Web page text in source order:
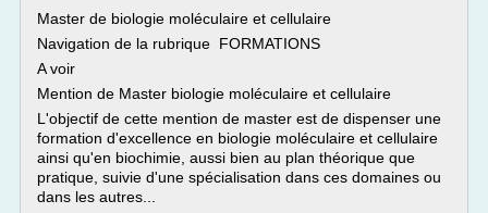
Master de biologie moléculaire et cellulaire
Navigation de la rubrique FORMATIONS
A voir
Mention de Master biologie moléculaire et cellulaire
L'objectif de cette mention de master est de dispenser une
formation d'excellence en biologie moléculaire et cellulaire
ainsi qu'en biochimie, aussi bien au plan théorique que
pratique, suivie d'une spécialisation dans ces domaines ou
dans les autres...